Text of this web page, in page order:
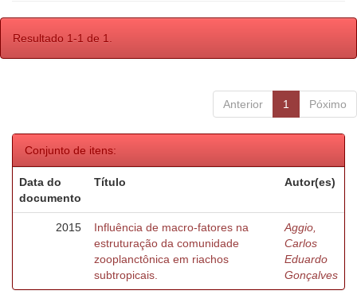
Resultado 1-1 de 1.
Anterior 1 Póximo
Conjunto de itens:
Data do
documento
Título Autor(es)
2015
Influência de macro-fatores na
estruturação da comunidade
zooplanctônica em riachos
subtropicais.
Aggio,
Carlos
Eduardo
Gonçalves